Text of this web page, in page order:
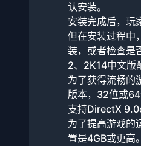
认安装。
安装完成后，玩
但在安装过程中
装，或者检查是
2、2K14中文版
为了获得流畅的
版本，32位或
支持DirectX
为了提高游戏的
置是4GB或更高